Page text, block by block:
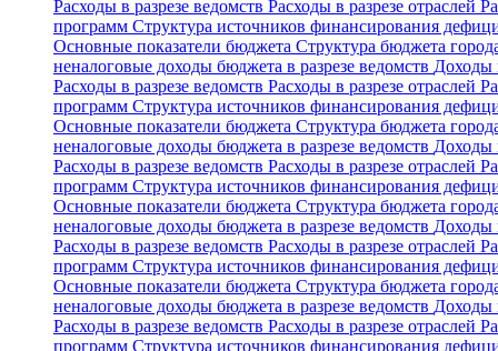
Расходы в разрезе ведомств Расходы в разрезе отраслей
программ Структура источников финансирования
Основные показатели бюджета Структура бюджета
неналоговые доходы бюджета в разрезе ведомств Доходы
Расходы в разрезе ведомств Расходы в разрезе отраслей
программ Структура источников финансирования
Основные показатели бюджета Структура бюджета
неналоговые доходы бюджета в разрезе ведомств Доходы
Расходы в разрезе ведомств Расходы в разрезе отраслей
программ Структура источников финансирования
Основные показатели бюджета Структура бюджета
неналоговые доходы бюджета в разрезе ведомств Доходы
Расходы в разрезе ведомств Расходы в разрезе отраслей
программ Структура источников финансирования
Основные показатели бюджета Структура бюджета
неналоговые доходы бюджета в разрезе ведомств Доходы
Расходы в разрезе ведомств Расходы в разрезе отраслей
программ Структура источников финансирования